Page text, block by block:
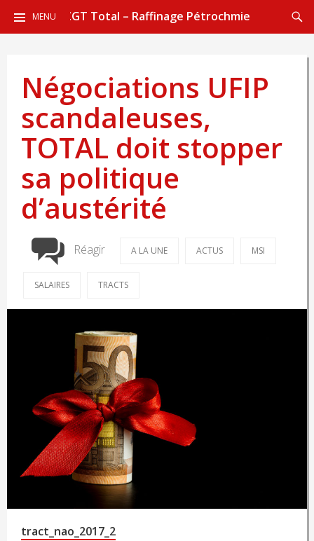
CGT Total – Raffinage Pétrochmie
MENU
AU
Négociations UFIP
scandaleuses,
TOTAL doit stopper
sa politique
d’austérité
Réagir A LA UNE ACTUS MSI
SALAIRES TRACTS
tract_nao_2017_2